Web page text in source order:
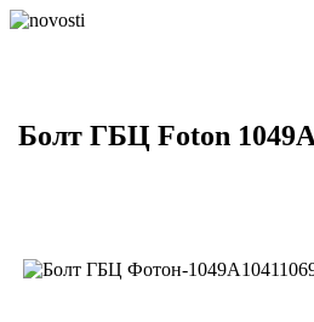
Болт ГБЦ Foton